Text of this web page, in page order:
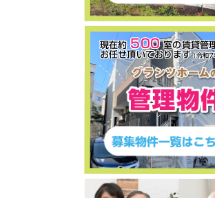
ご売却物件募集キャンペーン
2026年7月11日
★お客様の声を追加しまし
★東京都町田市山崎町
21★2,780万円★
ご売却物件募集キャンペーン
2026年6月16日
★お客様の声を追加しまし
アパート★ユナイト上星川
神奈川県横浜市保土ヶ谷区
43★1億1,980万円★
ご売却物件募集キャンペーン
2026年6月13日
現在約 500 室の賃貸管
お任せ頂いております(令和7